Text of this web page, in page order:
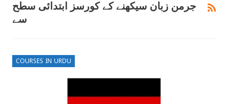
جرمن زبان سیکھنے کے کورسز ابتدائی سطح
سے
COURSES IN URDU